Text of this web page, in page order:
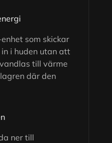
som skickar
i huden utan att
till värme
där den
ner till